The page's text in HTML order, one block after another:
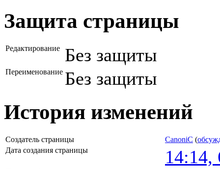
Защита страницы
Редактирование Без защиты
Переименование Без защиты
История изменений
Создатель страницы CanoniC (
Дата создания страницы
14:14,